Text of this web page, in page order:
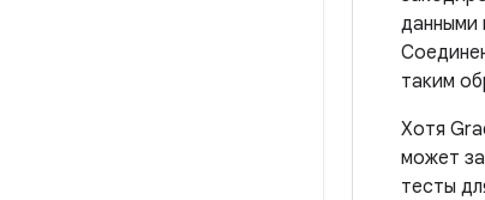
данными
таким
Хотя
может
тесты